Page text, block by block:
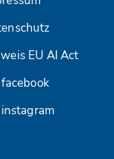
EU AI Act
facebook
instagram